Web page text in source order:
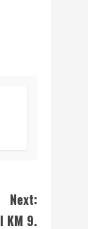
Next:
KM 9.